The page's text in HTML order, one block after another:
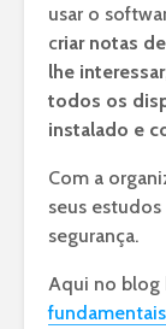
usar o
criar notas
lhe
todos os
instalado e
Com a
seus
segurança.
Aqui no blog